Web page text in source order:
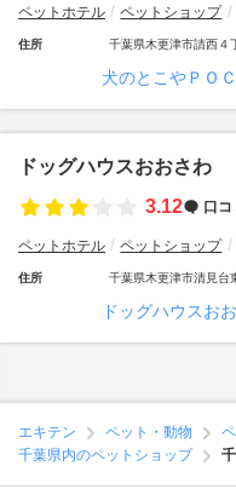
ペットホテル ペットショップ
住所 千葉県木更津市請西４
犬のとこやＰＯ
ドッグハウスおおさわ
3.12
口コ
ペットホテル ペットショップ
住所 千葉県木更津市清見台
ドッグハウスお
エキテン ペット・動物
千葉県内のペットショップ